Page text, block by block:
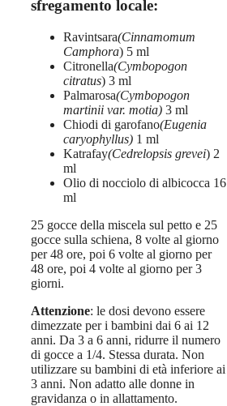
sfregamento locale:
Ravintsara(Cinnamomum
Camphora) 5 ml
Citronella(Cymbopogon
citratus) 3 ml
Palmarosa(Cymbopogon
martinii var. motia) 3 ml
Chiodi di garofano(Eugenia
caryophyllus) 1 ml
Katrafay(Cedrelopsis grevei) 2
ml
Olio di nocciolo di albicocca 16
ml
25 gocce della miscela sul petto e 25
gocce sulla schiena, 8 volte al giorno
per 48 ore, poi 6 volte al giorno per
48 ore, poi 4 volte al giorno per 3
giorni.
Attenzione: le dosi devono essere
dimezzate per i bambini dai 6 ai 12
anni. Da 3 a 6 anni, ridurre il numero
di gocce a 1/4. Stessa durata. Non
utilizzare su bambini di età inferiore ai
3 anni. Non adatto alle donne in
gravidanza o in allattamento.